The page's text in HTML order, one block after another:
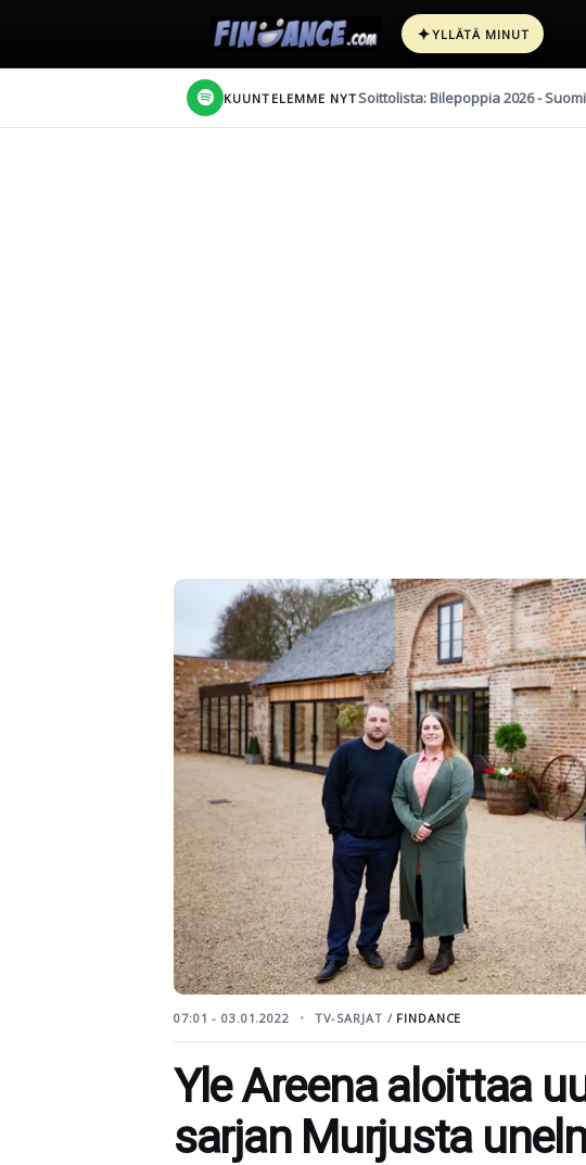
✦YLLÄTÄ MINUT
KUUNTELEMME NYT Soittolista: Bilepoppia 2026 -
07:01 - 03.01.2022 TV-SARJAT / FINDANCE
Yle Areena aloittaa
sarjan Murjusta